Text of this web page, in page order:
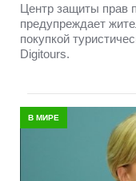
Центр защиты прав
предупреждает
покупкой
Digitours.
В МИРЕ